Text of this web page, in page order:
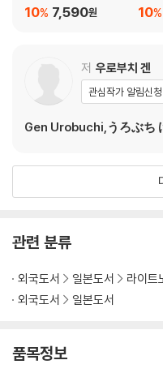
7,590원
10% 10%
저 우로부치 겐
관심작가 알림신청
Gen Urobuchi,うろぶち
관련 분류
외국도서 일본도서 라이트
외국도서
일본도서
품목정보